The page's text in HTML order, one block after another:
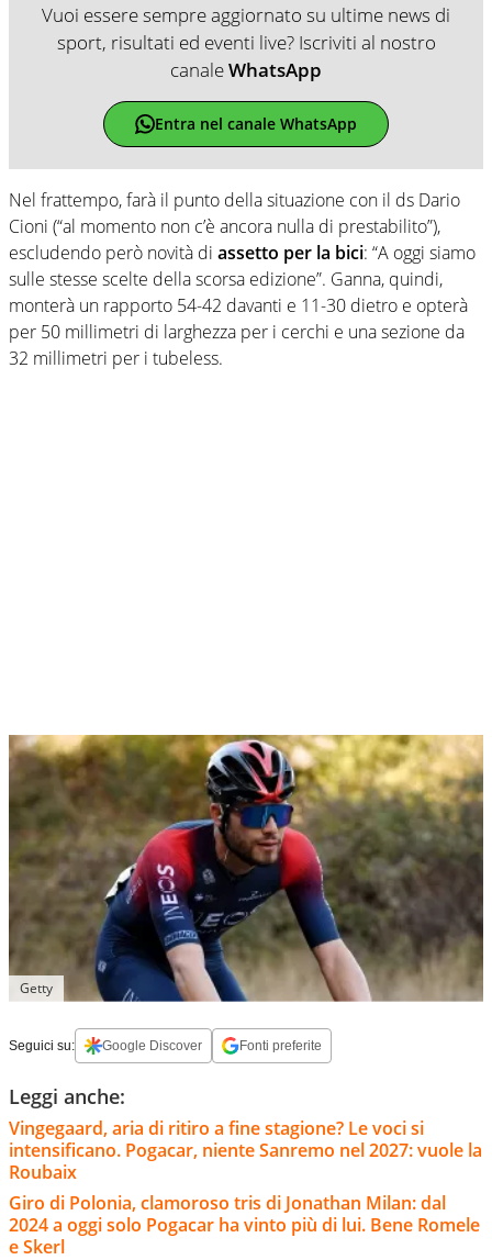
Vuoi essere sempre aggiornato su ultime news di
sport, risultati ed eventi live? Iscriviti al nostro
canaleWhatsApp
Entra nel canale WhatsApp
Nel frattempo, farà il punto della situazione con il ds Dario
Cioni (“al momento non c’è ancora nulla di prestabilito”),
escludendo però novità di assetto per la bici: “A oggi siamo
sulle stesse scelte della scorsa edizione”. Ganna, quindi,
monterà un rapporto 54-42 davanti e 11-30 dietro e opterà
per 50 millimetri di larghezza per i cerchi e una sezione da
32 millimetri per i tubeless.
Getty
Seguici su: Google Discover Fonti preferite
Leggi anche:
Vingegaard, aria di ritiro a fine stagione? Le voci si
intensificano. Pogacar, niente Sanremo nel 2027: vuole la
Roubaix
Giro di Polonia, clamoroso tris di Jonathan Milan: dal
2024 a oggi solo Pogacar ha vinto più di lui. Bene Romele
e Skerl